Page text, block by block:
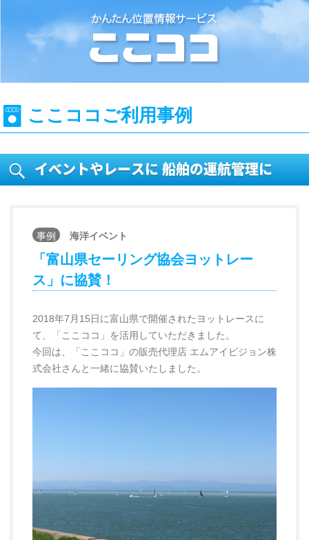
ここココご利用事例
イベントやレースに 船舶の運航管理に
事例 海洋イベント
「富山県セーリング協会ヨットレー
ス」に協賛！
2018年7月15日に富山県で開催されたヨットレースに
て、「ここココ」を活用していただきました。
今回は、「ここココ」の販売代理店 エムアイビジョン株
式会社さんと一緒に協賛いたしました。